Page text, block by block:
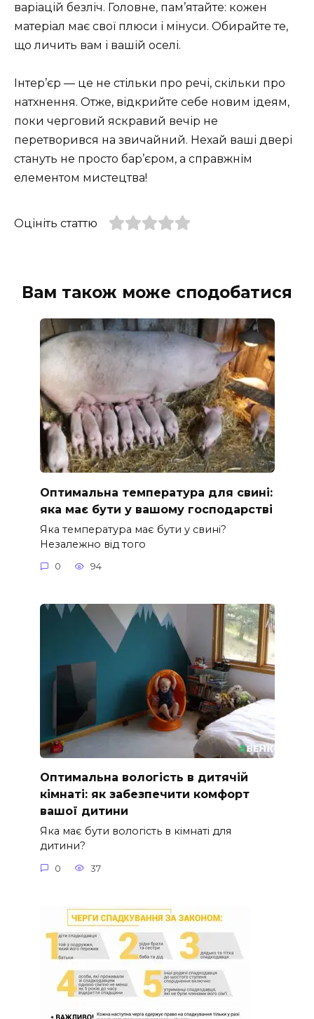
варіацій безліч. Головне, пам’ятайте: кожен
матеріал має свої плюси і мінуси. Обирайте те,
що личить вам і вашій оселі.
Інтер’єр — це не стільки про речі, скільки про
натхнення. Отже, відкрийте себе новим ідеям,
поки черговий яскравий вечір не
перетворився на звичайний. Нехай ваші двері
стануть не просто бар’єром, а справжнім
елементом мистецтва!
Оцініть статтю
Вам також може сподобатися
Оптимальна температура для свині:
яка має бути у вашому господарстві
Яка температура має бути у свині?
Незалежно від того
0 94
Оптимальна вологість в дитячій
кімнаті: як забезпечити комфорт
вашої дитини
Яка має бути вологість в кімнаті для
дитини?
0 37